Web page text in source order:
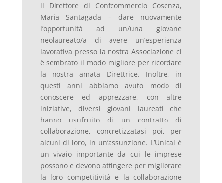
il Direttore di Confcommercio Cosenza,
Maria Santagada – dare nuovamente
l’opportunità ad un/una giovane
neolaureato/a di avere un’esperienza
lavorativa presso la nostra Associazione ci
è sembrato il modo migliore per ricordare
la nostra amata Direttrice. Inoltre, in
questi anni abbiamo avuto modo di
conoscere ed apprezzare, con altre
iniziative, diversi giovani laureati che
hanno usufruito di un contratto di
collaborazione, concretizzatasi poi, per
alcuni di loro, in un’assunzione. L’Unical è
un vivaio importante da cui le imprese
possono e devono attingere per migliorare
la loro competitività e la collaborazione